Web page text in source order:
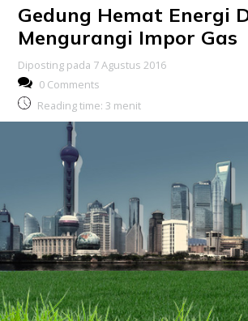
Gedung Hemat Energi
Mengurangi Impor Gas
Diposting pada 7 Agustus 2016
0 Comments
Reading time: 3 menit